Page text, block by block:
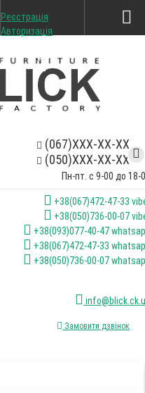
(067)XXX-XX-XX
(050)XXX-XX-XX
Пн-пт. с 9-00 до 18-
+38(067)472-47-33
+38(050)736-00-07
+38(093)077-40-47
+38(067)472-47-33
+38(050)736-00-07
Замовити дзвінок
Реєстрація
Авторизація